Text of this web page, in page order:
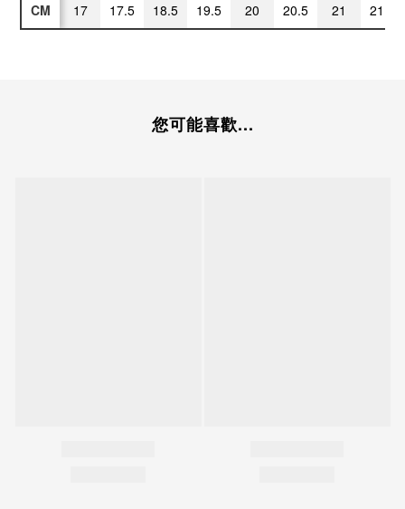
CM 17 17.5 18.5 19.5 20 20.5 21 21.5
您可能喜歡...